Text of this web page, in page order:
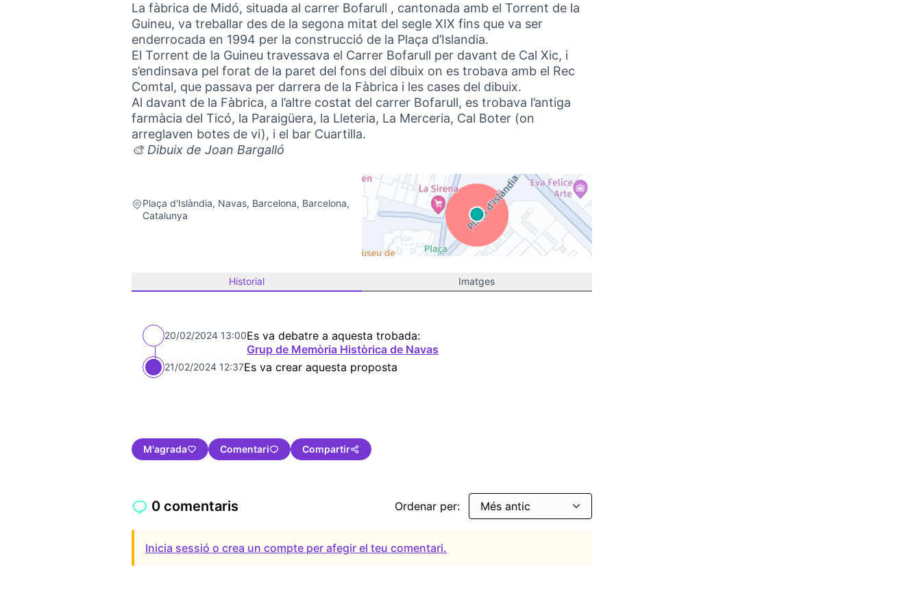
La fàbrica de Midó, situada al carrer Bofarull , cantonada amb el Torrent de la
Guineu, va treballar des de la segona mitat del segle XIX fins que va ser
enderrocada en 1994 per la construcció de la Plaça d’Islandia.
El Torrent de la Guineu travessava el Carrer Bofarull per davant de Cal Xic, i
s’endinsava pel forat de la paret del fons del dibuix on es trobava amb el Rec
Comtal, que passava per darrera de la Fàbrica i les cases del dibuix.
Al davant de la Fàbrica, a l’altre costat del carrer Bofarull, es trobava l’antiga
farmàcia del Ticó, la Paraigüera, la Lleteria, La Merceria, Cal Boter (on
arreglaven botes de vi), i el bar Cuartilla.
🎨 Dibuix de Joan Bargalló
Plaça d'Islàndia, Navas, Barcelona, Barcelona,
Catalunya
Historial Imatges
20/02/2024 13:00Es va debatre a aquesta trobada:
Grup de Memòria Històrica de Navas
21/02/2024 12:37Es va crear aquesta proposta
M'agrada Comentari Compartir
0 comentaris Ordenar per:
Inicia sessió o crea un compte per afegir el teu comentari.